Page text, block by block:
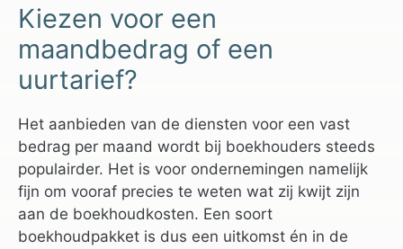
Kiezen voor een
maandbedrag of een
uurtarief?
Het aanbieden van de diensten voor een vast
bedrag per maand wordt bij boekhouders steeds
populairder. Het is voor ondernemingen namelijk
fijn om vooraf precies te weten wat zij kwijt zijn
aan de boekhoudkosten. Een soort
boekhoudpakket is dus een uitkomst én in de